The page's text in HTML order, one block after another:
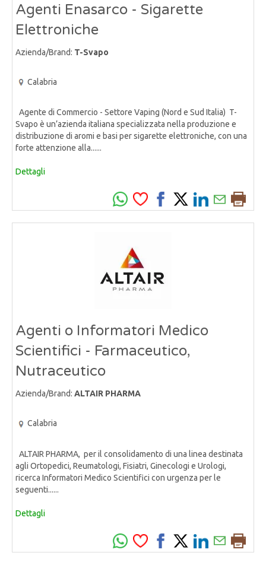
Agenti Enasarco - Sigarette
Elettroniche
Azienda/Brand: T-Svapo
Calabria
Agente di Commercio - Settore Vaping (Nord e Sud Italia) T-
Svapo è un’azienda italiana specializzata nella produzione e
distribuzione di aromi e basi per sigarette elettroniche, con una
forte attenzione alla......
Dettagli
Agenti o Informatori Medico
Scientifici - Farmaceutico,
Nutraceutico
Azienda/Brand: ALTAIR PHARMA
Calabria
ALTAIR PHARMA, per il consolidamento di una linea destinata
agli Ortopedici, Reumatologi, Fisiatri, Ginecologi e Urologi,
ricerca Informatori Medico Scientifici con urgenza per le
seguenti......
Dettagli